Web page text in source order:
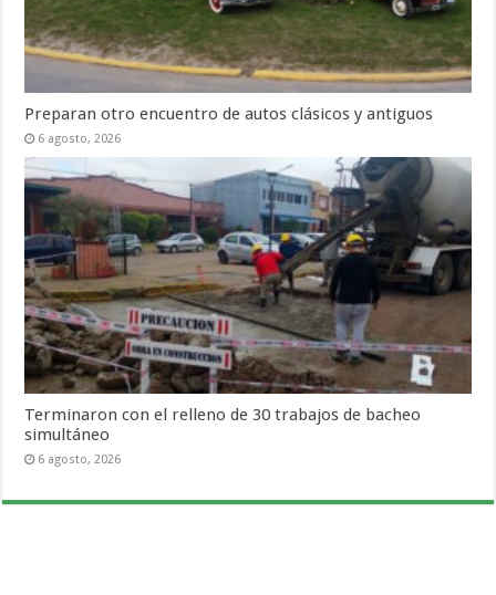
Preparan otro encuentro de autos clásicos y antiguos
6 agosto, 2026
Terminaron con el relleno de 30 trabajos de bacheo
simultáneo
6 agosto, 2026